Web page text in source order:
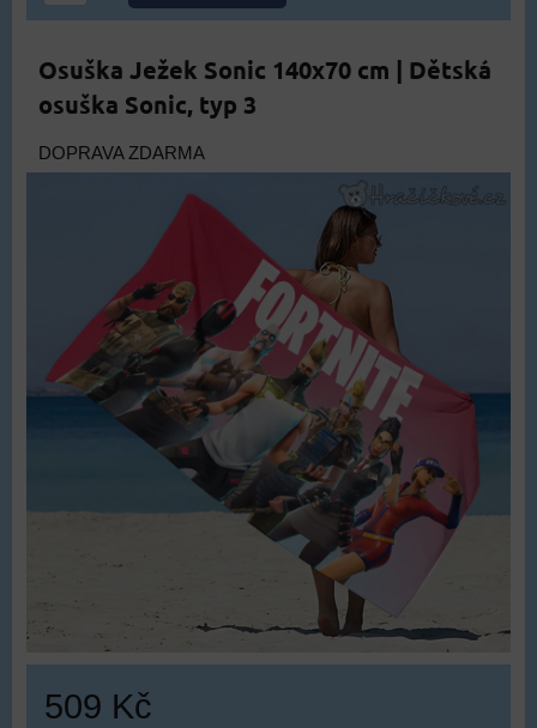
Osuška Ježek Sonic 140x70 cm | Dětská
osuška Sonic, typ 3
DOPRAVA ZDARMA
509 Kč